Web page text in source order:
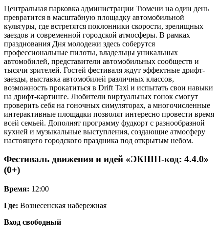
Центральная парковка администрации Тюмени на один день
превратится в масштабную площадку автомобильной
культуры, где встретятся поклонники скорости, зрелищных
заездов и современной городской атмосферы. В рамках
празднования Дня молодежи здесь соберутся
профессиональные пилоты, владельцы уникальных
автомобилей, представители автомобильных сообществ и
тысячи зрителей. Гостей фестиваля ждут эффектные дрифт-
заезды, выставка автомобилей различных классов,
возможность прокатиться в Drift Taxi и испытать свои навыки
на дрифт-картинге. Любители виртуальных гонок смогут
проверить себя на гоночных симуляторах, а многочисленные
интерактивные площадки позволят интересно провести время
всей семьей. Дополнят программу фудкорт с разнообразной
кухней и музыкальные выступления, создающие атмосферу
настоящего городского праздника под открытым небом.
Фестиваль движения и идей «ЭКШН-код: 4.4.0»
(0+)
Время: 12:00
Где: Вознесенская набережная
Вход свободный